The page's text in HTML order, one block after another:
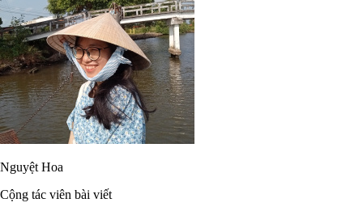
Nguyệt Hoa
Cộng tác viên bài viết